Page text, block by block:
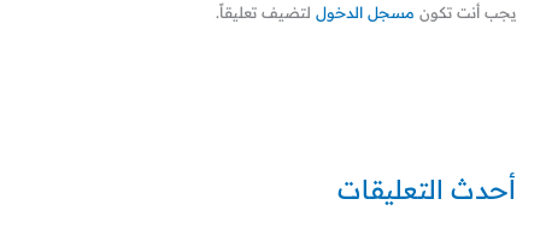
أحدث التعليقات
يجب أنت تكون مسجل الدخول لتضيف تعليقاً.